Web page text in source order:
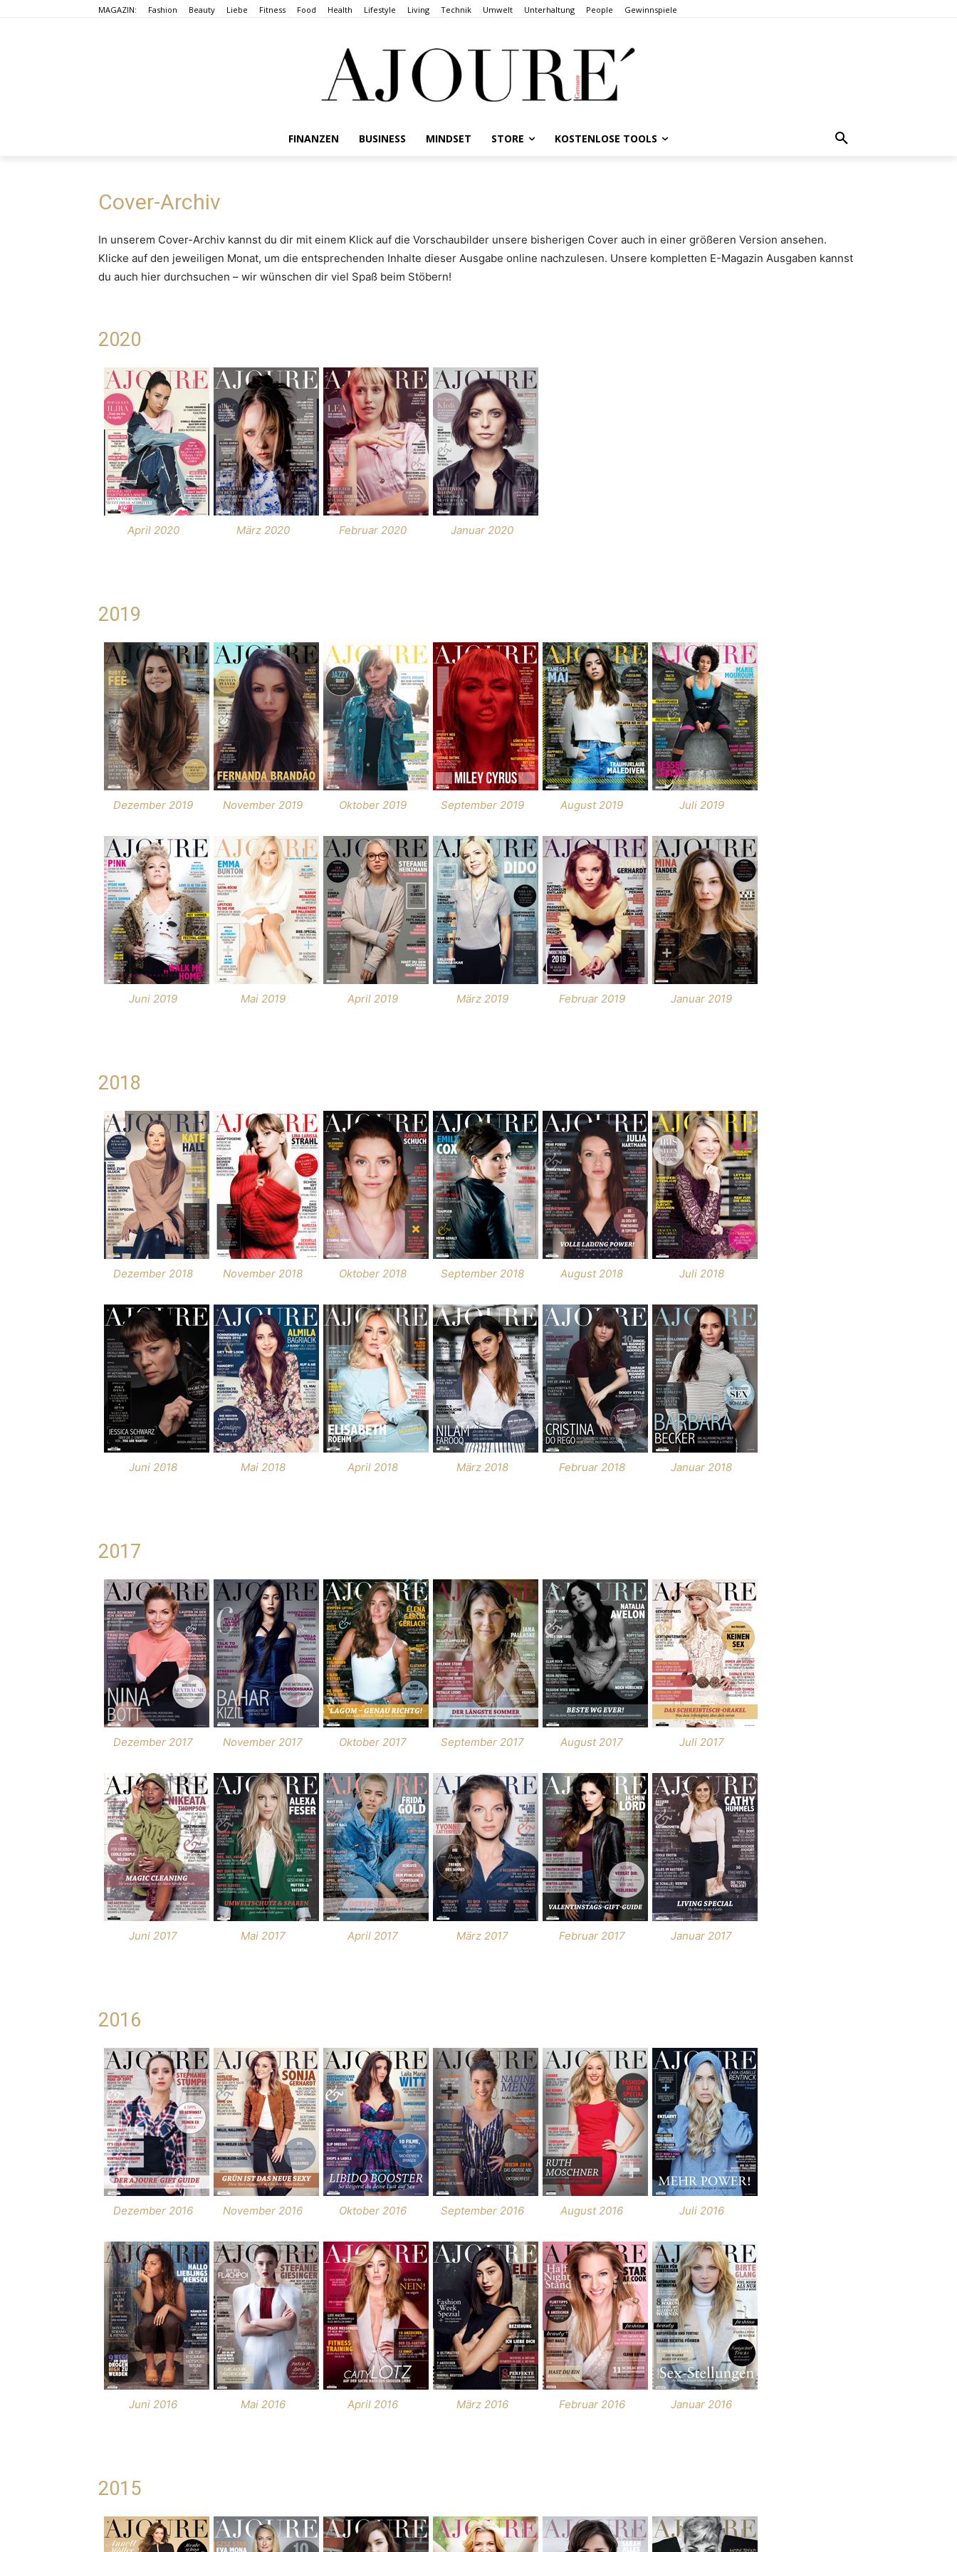
MAGAZIN: Fashion Beauty Liebe Fitness Food Health Lifestyle Living Technik Umwelt Unterhaltung People Gewinnspiele
FINANZEN BUSINESS MINDSET STORE KOSTENLOSE TOOLS
Cover-Archiv
In unserem Cover-Archiv kannst du dir mit einem Klick auf die Vorschaubilder unsere bisherigen Cover auch in einer größeren Version ansehen.
Klicke auf den jeweiligen Monat, um die entsprechenden Inhalte dieser Ausgabe online nachzulesen. Unsere kompletten E-Magazin Ausgaben kannst
du auch hier durchsuchen – wir wünschen dir viel Spaß beim Stöbern!
2020
April 2020 März 2020 Februar 2020 Januar 2020
2019
Dezember 2019 November 2019 Oktober 2019 September 2019 August 2019 Juli 2019
Juni 2019 Mai 2019 April 2019 März 2019 Februar 2019 Januar 2019
2018
Dezember 2018 November 2018 Oktober 2018 September 2018 August 2018 Juli 2018
Juni 2018 Mai 2018 April 2018 März 2018 Februar 2018 Januar 2018
2017
Dezember 2017 November 2017 Oktober 2017 September 2017 August 2017 Juli 2017
Juni 2017 Mai 2017 April 2017 März 2017 Februar 2017 Januar 2017
2016
Dezember 2016 November 2016 Oktober 2016 September 2016 August 2016 Juli 2016
Juni 2016 Mai 2016 April 2016 März 2016 Februar 2016 Januar 2016
2015